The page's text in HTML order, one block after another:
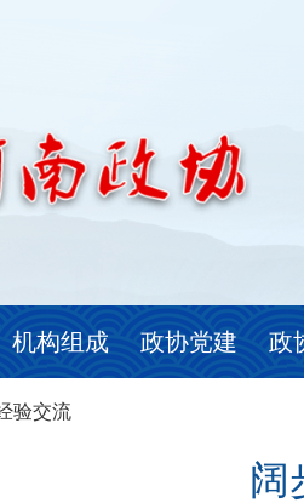
机构组成 政协党建 政
验交流
阔